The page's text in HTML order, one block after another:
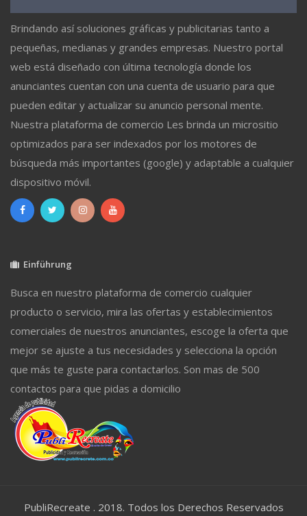
Brindando así soluciones gráficas y publicitarias tanto a
pequeñas, medianas y grandes empresas. Nuestro portal
web está diseñado con última tecnología donde los
anunciantes cuentan con una cuenta de usuario para que
pueden editar y actualizar su anuncio personal mente.
Nuestra plataforma de comercio Les brinda un micrositio
optimizados para ser indexados por los motores de
búsqueda más importantes (google) y adaptable a cualquier
dispositivo móvil.
Einführung
Busca en nuestro plataforma de comercio cualquier
producto o servicio, mira las ofertas y establecimientos
comerciales de nuestros anunciantes, escoge la oferta que
mejor se ajuste a tus necesidades y selecciona la opción
que más te guste para contactarlos. Son mas de 500
contactos para que pidas a domicilio
PubliRecreate . 2018. Todos los Derechos Reservados